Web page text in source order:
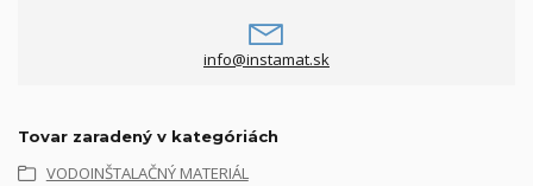
info@instamat.sk
Tovar zaradený v kategóriách
VODOINŠTALAČNÝ MATERIÁL